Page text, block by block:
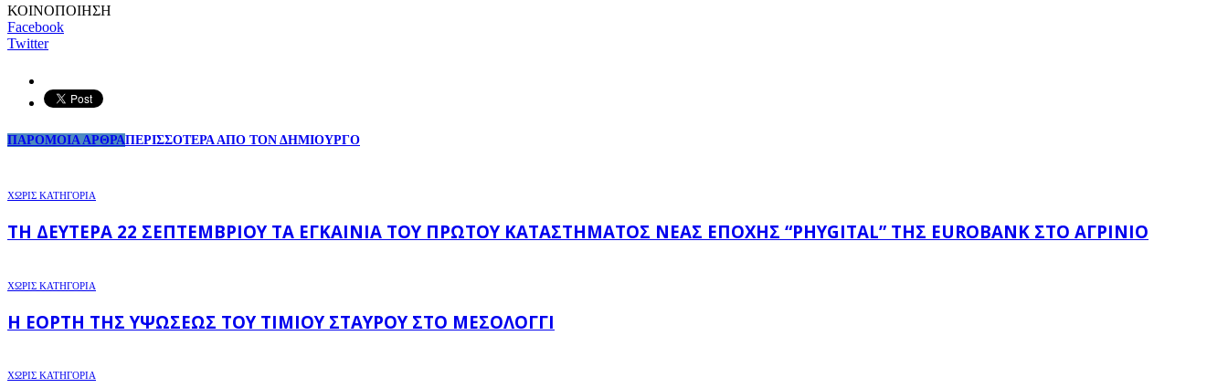
ΚΟΙΝΟΠΟΙΗΣΗ
Facebook
Twitter
ΠΑΡΟΜΟΙΑ ΑΡΘΡΑΠΕΡΙΣΣΟΤΕΡΑ ΑΠΟ ΤΟΝ ΔΗΜΙΟΥΡΓΟ
ΧΩΡΊΣ ΚΑΤΗΓΟΡΊΑ
ΤΗ ΔΕΥΤΈΡΑ 22 ΣΕΠΤΕΜΒΡΊΟΥ ΤΑ ΕΓΚΑΊΝΙΑ ΤΟΥ ΠΡΏΤΟΥ ΚΑΤΑΣΤΉΜΑΤΟΣ ΝΈΑΣ ΕΠΟΧΉΣ “PHYGITAL” ΤΗΣ EUROBANK ΣΤΟ ΑΓΡΊΝΙΟ
ΧΩΡΊΣ ΚΑΤΗΓΟΡΊΑ
Η ΕΟΡΤΉ ΤΗΣ ΥΨΏΣΕΩΣ ΤΟΥ ΤΙΜΊΟΥ ΣΤΑΥΡΟΎ ΣΤΟ ΜΕΣΟΛΌΓΓΙ
ΧΩΡΊΣ ΚΑΤΗΓΟΡΊΑ